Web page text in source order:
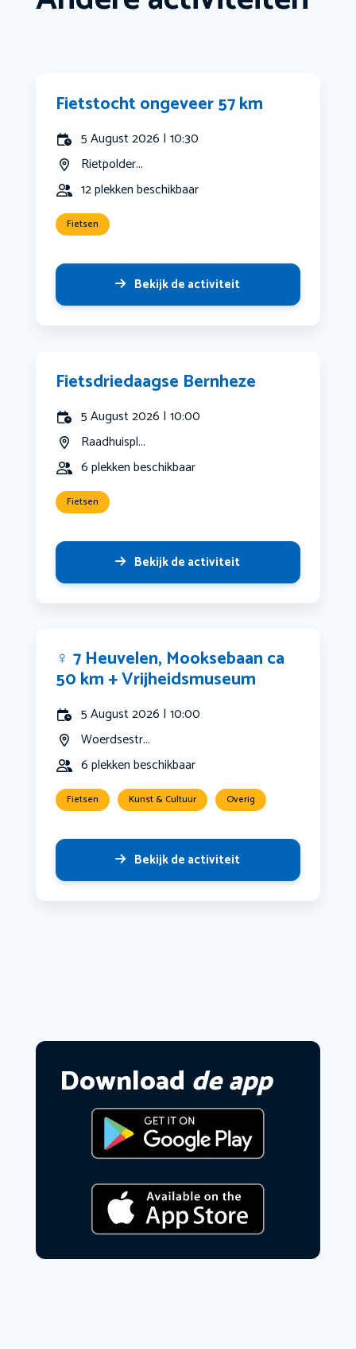
Fietstocht ongeveer 57 km
5 August 2026 | 10:30
Rietpolder...
12 plekken beschikbaar
Fietsen
Bekijk de activiteit
Fietsdriedaagse Bernheze
5 August 2026 | 10:00
Raadhuispl...
6 plekken beschikbaar
Fietsen
Bekijk de activiteit
‍♀️ 7 Heuvelen, Mooksebaan ca
50 km + Vrijheidsmuseum
5 August 2026 | 10:00
Woerdsestr...
6 plekken beschikbaar
Fietsen Kunst & Cultuur Overig
Bekijk de activiteit
Download de app